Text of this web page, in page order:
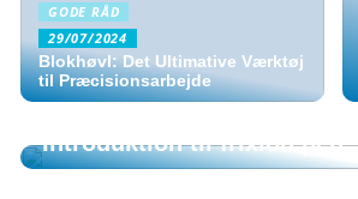
GODE RÅD
29/07/2024
Blokhøvl: Det Ultimative Værktøj
til Præcisionsarbejde
GODE RÅD
Introduktion til frixion pen